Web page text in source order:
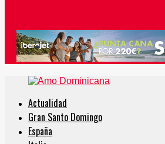
Actualidad
Gran Santo Domingo
España